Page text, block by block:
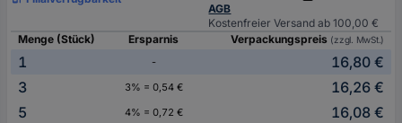
AGB
Kostenfreier Versand ab 100,00 €
Menge (Stück)
Ersparnis Verpackungspreis (zzgl. MwSt.)
1 -
16,80 €
3
3% = 0,54 €
16,26 €
5
4% = 0,72 €
16,08 €